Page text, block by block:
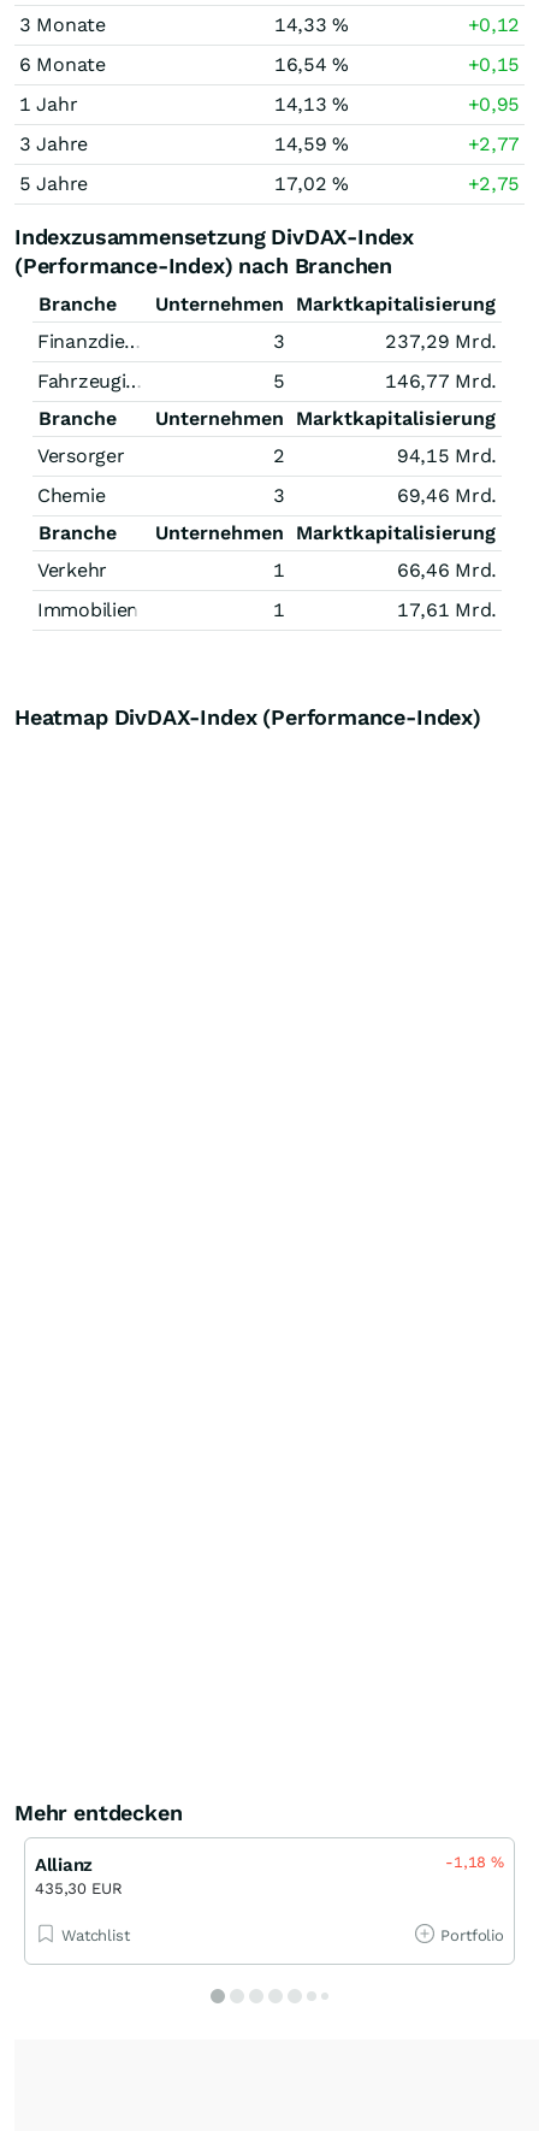
3 Monate 14,33 %
+0,12
6 Monate
16,54 %
+0,15
1 Jahr
14,13 %
+0,95
3 Jahre
14,59 %
+2,77
5 Jahre
17,02 % +2,75
Indexzusammensetzung DivDAX-Index
(Performance-Index) nach Branchen
Branche Unternehmen
Marktkapitalisierung
Finanzdienstleistungen
3
237,29 Mrd.
Fahrzeugindustrie
5
146,77 Mrd.
Branche
Unternehmen
Marktkapitalisierung
Versorger
2
94,15 Mrd.
Chemie
3
69,46 Mrd.
Branche
Unternehmen
Marktkapitalisierung
Verkehr
1
66,46 Mrd.
Immobilien
1 17,61 Mrd.
Heatmap DivDAX-Index (Performance-Index)
Mehr entdecken
Allianz
435,30 EUR
-1,18%
Watchlist Portfolio